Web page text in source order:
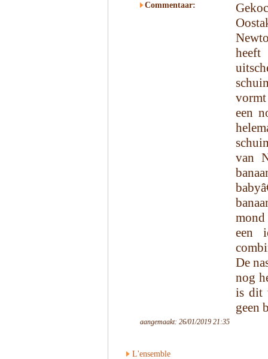
Commentaar:
een
van
mond
een
De
nog
is dit
geen
aangemaakt: 26/01/2019 21:35
L'ensemble